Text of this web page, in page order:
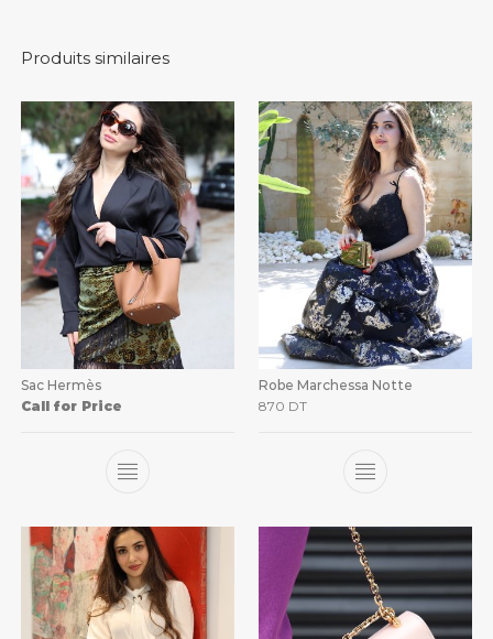
Produits similaires
Sac Hermès
Call for Price
Robe Marchessa Notte
870 DT